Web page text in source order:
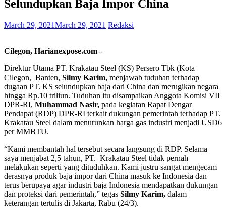
Selundupkan Baja Impor China
March 29, 2021March 29, 2021 Redaksi
Cilegon, Harianexpose.com –
Direktur Utama PT. Krakatau Steel (KS) Persero Tbk (Kota
Cilegon, Banten, Silmy Karim, menjawab tuduhan terhadap
dugaan PT. KS selundupkan baja dari China dan merugikan negara
hingga Rp.10 triliun. Tuduhan itu disampaikan Anggota Komisi VII
DPR-RI, Muhammad Nasir, pada kegiatan Rapat Dengar
Pendapat (RDP) DPR-RI terkait dukungan pemerintah terhadap PT.
Krakatau Steel dalam menurunkan harga gas industri menjadi USD6
per MMBTU.
“Kami membantah hal tersebut secara langsung di RDP. Selama
saya menjabat 2,5 tahun, PT. Krakatau Steel tidak pernah
melakukan seperti yang dituduhkan. Kami justru sangat mengecam
derasnya produk baja impor dari China masuk ke Indonesia dan
terus berupaya agar industri baja Indonesia mendapatkan dukungan
dan proteksi dari pemerintah,” tegas Silmy Karim, dalam
keterangan tertulis di Jakarta, Rabu (24/3).